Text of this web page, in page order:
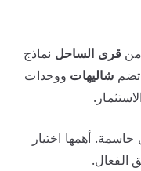
من قرى الساحل نماذج
تضم شاليهات ووحدات
الاستثمار.
أهمها اختيار
الفعال.